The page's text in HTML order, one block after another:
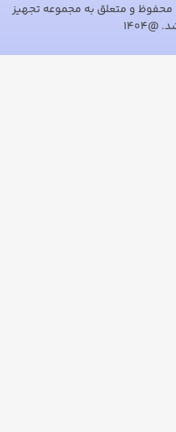
به مجموعه تجهیز